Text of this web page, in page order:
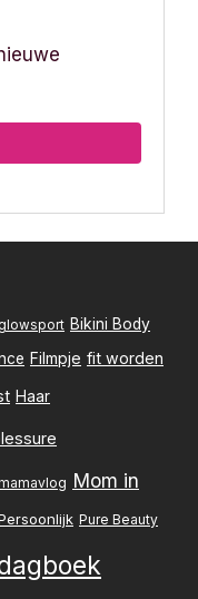
Bikini Body
Filmpje fit worden
Haar
Mom in
Pure Beauty